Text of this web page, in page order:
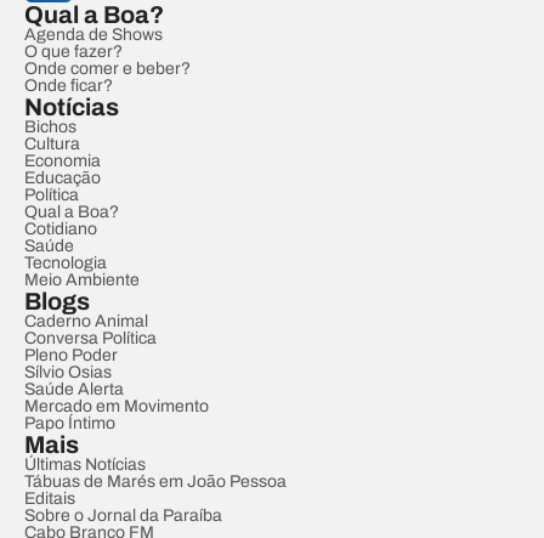
Qual a Boa?
Agenda de Shows
O que fazer?
Onde comer e beber?
Onde ficar?
Notícias
Bichos
Cultura
Economia
Educação
Política
Qual a Boa?
Cotidiano
Saúde
Tecnologia
Meio Ambiente
Blogs
Caderno Animal
Conversa Política
Pleno Poder
Sílvio Osias
Saúde Alerta
Mercado em Movimento
Papo Íntimo
Mais
Últimas Notícias
Tábuas de Marés em João Pessoa
Editais
Sobre o Jornal da Paraíba
Cabo Branco FM